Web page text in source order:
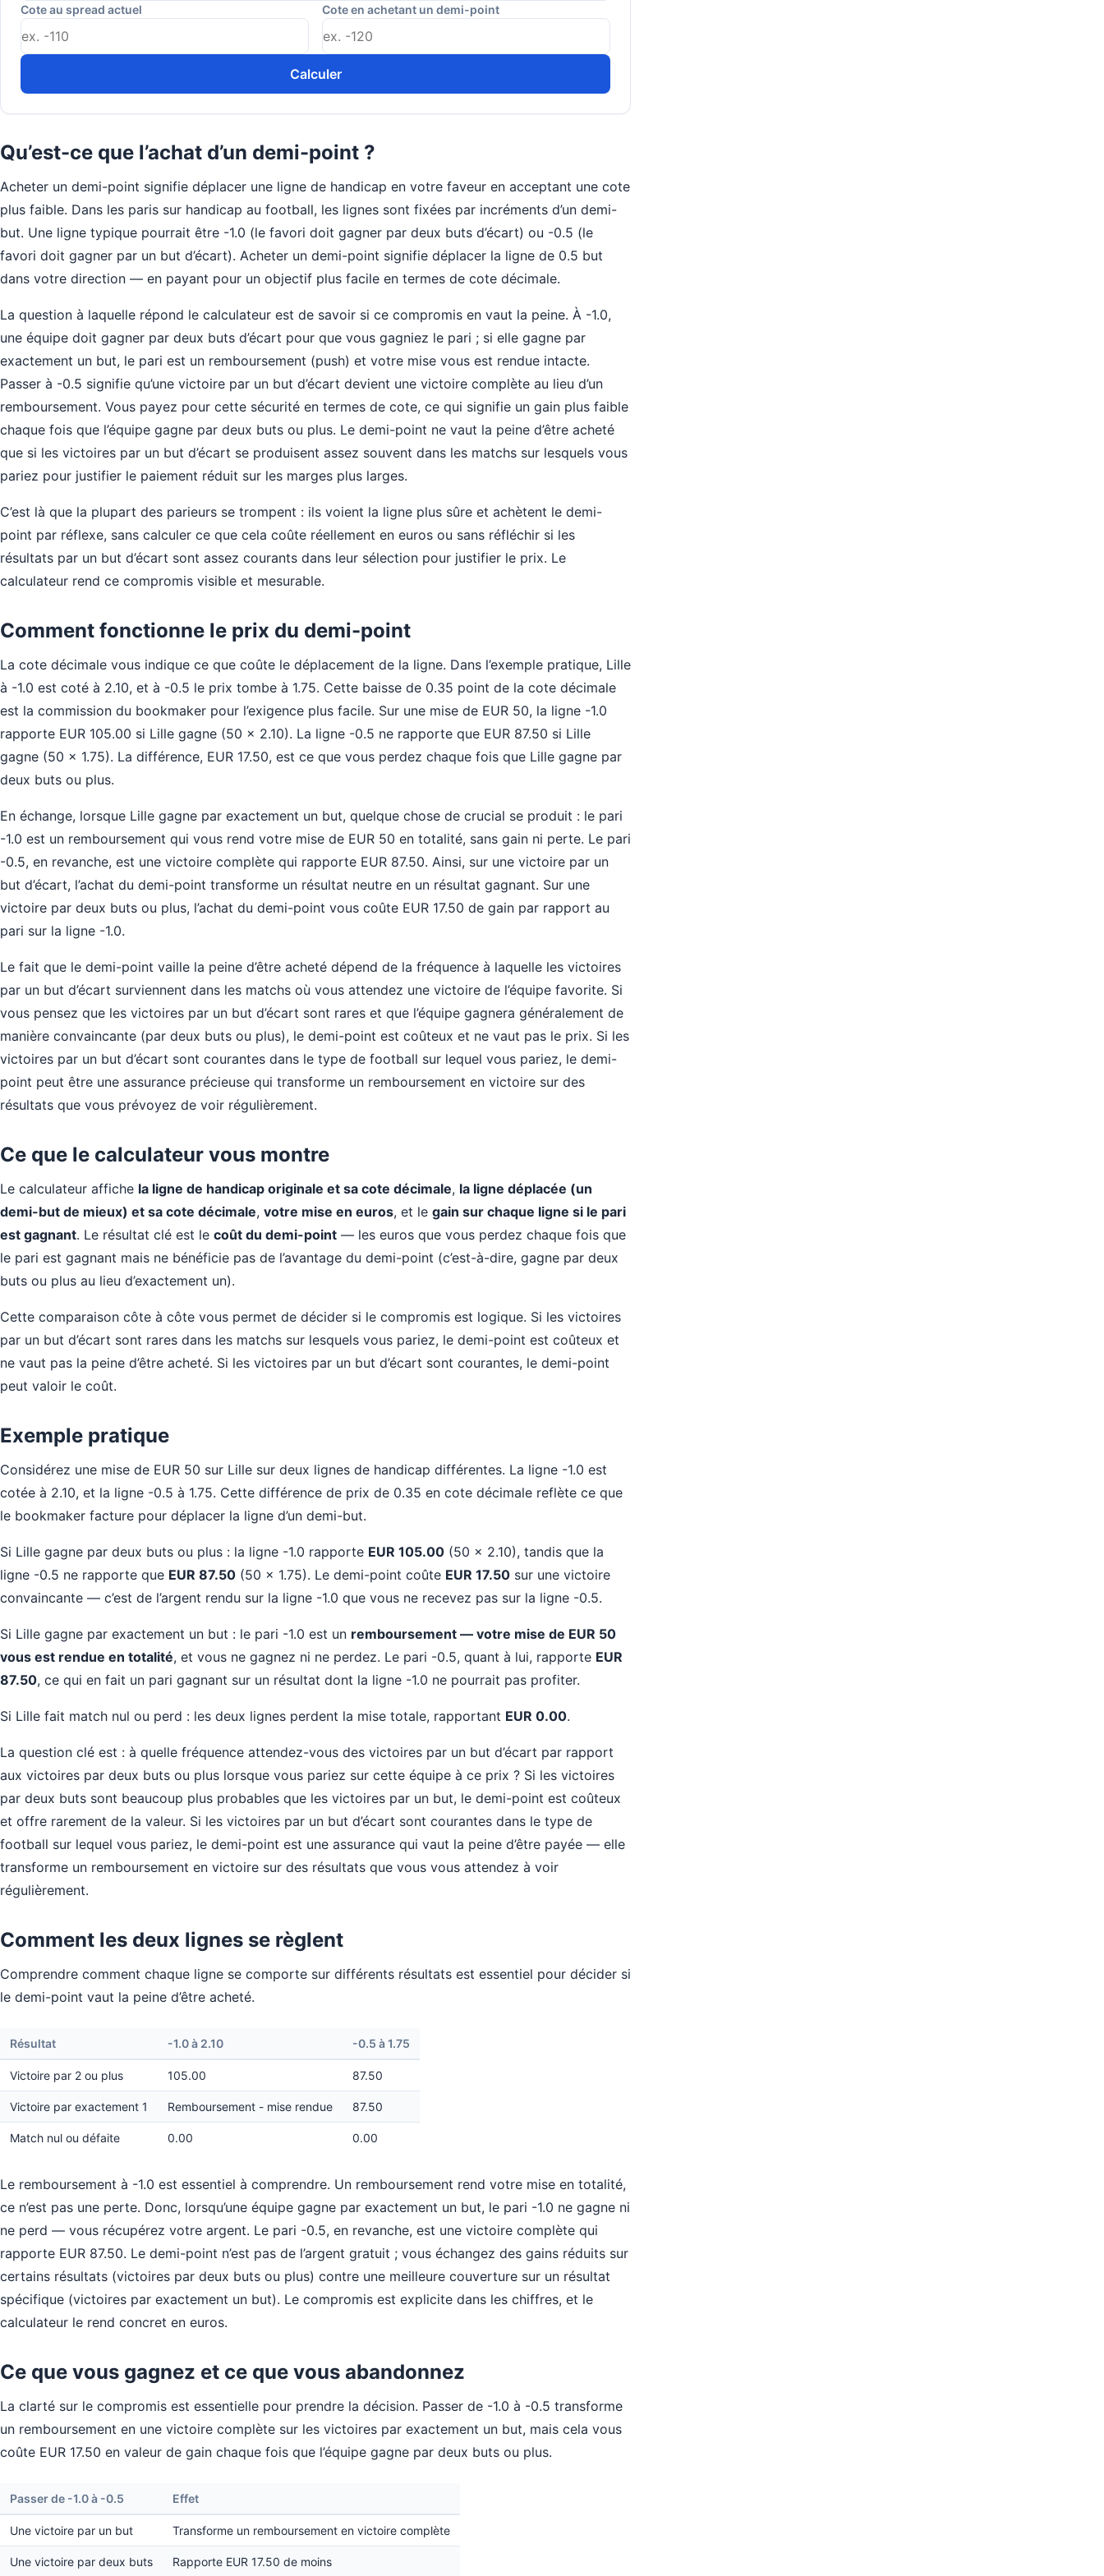
Cote au spread actuel Cote en achetant un demi-point
Calculer
Qu’est-ce que l’achat d’un demi-point ?
Acheter un demi-point signifie déplacer une ligne de handicap en votre faveur en acceptant une cote
plus faible. Dans les paris sur handicap au football, les lignes sont fixées par incréments d’un demi-
but. Une ligne typique pourrait être -1.0 (le favori doit gagner par deux buts d’écart) ou -0.5 (le
favori doit gagner par un but d’écart). Acheter un demi-point signifie déplacer la ligne de 0.5 but
dans votre direction — en payant pour un objectif plus facile en termes de cote décimale.
La question à laquelle répond le calculateur est de savoir si ce compromis en vaut la peine. À -1.0,
une équipe doit gagner par deux buts d’écart pour que vous gagniez le pari ; si elle gagne par
exactement un but, le pari est un remboursement (push) et votre mise vous est rendue intacte.
Passer à -0.5 signifie qu’une victoire par un but d’écart devient une victoire complète au lieu d’un
remboursement. Vous payez pour cette sécurité en termes de cote, ce qui signifie un gain plus faible
chaque fois que l’équipe gagne par deux buts ou plus. Le demi-point ne vaut la peine d’être acheté
que si les victoires par un but d’écart se produisent assez souvent dans les matchs sur lesquels vous
pariez pour justifier le paiement réduit sur les marges plus larges.
C’est là que la plupart des parieurs se trompent : ils voient la ligne plus sûre et achètent le demi-
point par réflexe, sans calculer ce que cela coûte réellement en euros ou sans réfléchir si les
résultats par un but d’écart sont assez courants dans leur sélection pour justifier le prix. Le
calculateur rend ce compromis visible et mesurable.
Comment fonctionne le prix du demi-point
La cote décimale vous indique ce que coûte le déplacement de la ligne. Dans l’exemple pratique, Lille
à -1.0 est coté à 2.10, et à -0.5 le prix tombe à 1.75. Cette baisse de 0.35 point de la cote décimale
est la commission du bookmaker pour l’exigence plus facile. Sur une mise de EUR 50, la ligne -1.0
rapporte EUR 105.00 si Lille gagne (50 × 2.10). La ligne -0.5 ne rapporte que EUR 87.50 si Lille
gagne (50 × 1.75). La différence, EUR 17.50, est ce que vous perdez chaque fois que Lille gagne par
deux buts ou plus.
En échange, lorsque Lille gagne par exactement un but, quelque chose de crucial se produit : le pari
-1.0 est un remboursement qui vous rend votre mise de EUR 50 en totalité, sans gain ni perte. Le pari
-0.5, en revanche, est une victoire complète qui rapporte EUR 87.50. Ainsi, sur une victoire par un
but d’écart, l’achat du demi-point transforme un résultat neutre en un résultat gagnant. Sur une
victoire par deux buts ou plus, l’achat du demi-point vous coûte EUR 17.50 de gain par rapport au
pari sur la ligne -1.0.
Le fait que le demi-point vaille la peine d’être acheté dépend de la fréquence à laquelle les victoires
par un but d’écart surviennent dans les matchs où vous attendez une victoire de l’équipe favorite. Si
vous pensez que les victoires par un but d’écart sont rares et que l’équipe gagnera généralement de
manière convaincante (par deux buts ou plus), le demi-point est coûteux et ne vaut pas le prix. Si les
victoires par un but d’écart sont courantes dans le type de football sur lequel vous pariez, le demi-
point peut être une assurance précieuse qui transforme un remboursement en victoire sur des
résultats que vous prévoyez de voir régulièrement.
Ce que le calculateur vous montre
Le calculateur affiche la ligne de handicap originale et sa cote décimale, la ligne déplacée (un
demi-but de mieux) et sa cote décimale, votre mise en euros, et le gain sur chaque ligne si le pari
est gagnant. Le résultat clé est le coût du demi-point — les euros que vous perdez chaque fois que
le pari est gagnant mais ne bénéficie pas de l’avantage du demi-point (c’est-à-dire, gagne par deux
buts ou plus au lieu d’exactement un).
Cette comparaison côte à côte vous permet de décider si le compromis est logique. Si les victoires
par un but d’écart sont rares dans les matchs sur lesquels vous pariez, le demi-point est coûteux et
ne vaut pas la peine d’être acheté. Si les victoires par un but d’écart sont courantes, le demi-point
peut valoir le coût.
Exemple pratique
Considérez une mise de EUR 50 sur Lille sur deux lignes de handicap différentes. La ligne -1.0 est
cotée à 2.10, et la ligne -0.5 à 1.75. Cette différence de prix de 0.35 en cote décimale reflète ce que
le bookmaker facture pour déplacer la ligne d’un demi-but.
Si Lille gagne par deux buts ou plus : la ligne -1.0 rapporte EUR 105.00 (50 × 2.10), tandis que la
ligne -0.5 ne rapporte que EUR 87.50 (50 × 1.75). Le demi-point coûte EUR 17.50 sur une victoire
convaincante — c’est de l’argent rendu sur la ligne -1.0 que vous ne recevez pas sur la ligne -0.5.
Si Lille gagne par exactement un but : le pari -1.0 est un remboursement — votre mise de EUR 50
vous est rendue en totalité, et vous ne gagnez ni ne perdez. Le pari -0.5, quant à lui, rapporte EUR
87.50, ce qui en fait un pari gagnant sur un résultat dont la ligne -1.0 ne pourrait pas profiter.
Si Lille fait match nul ou perd : les deux lignes perdent la mise totale, rapportant EUR 0.00.
La question clé est : à quelle fréquence attendez-vous des victoires par un but d’écart par rapport
aux victoires par deux buts ou plus lorsque vous pariez sur cette équipe à ce prix ? Si les victoires
par deux buts sont beaucoup plus probables que les victoires par un but, le demi-point est coûteux
et offre rarement de la valeur. Si les victoires par un but d’écart sont courantes dans le type de
football sur lequel vous pariez, le demi-point est une assurance qui vaut la peine d’être payée — elle
transforme un remboursement en victoire sur des résultats que vous vous attendez à voir
régulièrement.
Comment les deux lignes se règlent
Comprendre comment chaque ligne se comporte sur différents résultats est essentiel pour décider si
le demi-point vaut la peine d’être acheté.
Résultat -1.0 à 2.10 -0.5 à 1.75
Victoire par 2 ou plus 105.00 87.50
Victoire par exactement 1 Remboursement - mise rendue 87.50
Match nul ou défaite 0.00 0.00
Le remboursement à -1.0 est essentiel à comprendre. Un remboursement rend votre mise en totalité,
ce n’est pas une perte. Donc, lorsqu’une équipe gagne par exactement un but, le pari -1.0 ne gagne ni
ne perd — vous récupérez votre argent. Le pari -0.5, en revanche, est une victoire complète qui
rapporte EUR 87.50. Le demi-point n’est pas de l’argent gratuit ; vous échangez des gains réduits sur
certains résultats (victoires par deux buts ou plus) contre une meilleure couverture sur un résultat
spécifique (victoires par exactement un but). Le compromis est explicite dans les chiffres, et le
calculateur le rend concret en euros.
Ce que vous gagnez et ce que vous abandonnez
La clarté sur le compromis est essentielle pour prendre la décision. Passer de -1.0 à -0.5 transforme
un remboursement en une victoire complète sur les victoires par exactement un but, mais cela vous
coûte EUR 17.50 en valeur de gain chaque fois que l’équipe gagne par deux buts ou plus.
Passer de -1.0 à -0.5 Effet
Une victoire par un but Transforme un remboursement en victoire complète
Une victoire par deux buts Rapporte EUR 17.50 de moins